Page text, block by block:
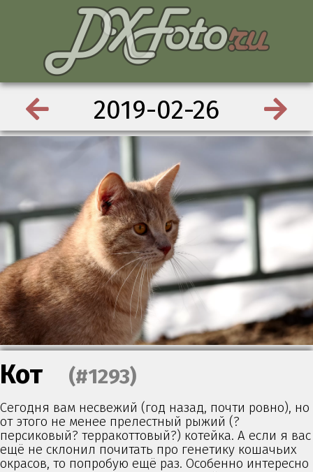
2019-02-26
Кот (#1293)
Сегодня вам несвежий (год назад, почти ровно), но
от этого не менее прелестный рыжий (?
персиковый? терракоттовый?) котейка. А если я вас
ещё не склонил почитать про генетику кошачьих
окрасов, то попробую ещё раз. Особенно интересно